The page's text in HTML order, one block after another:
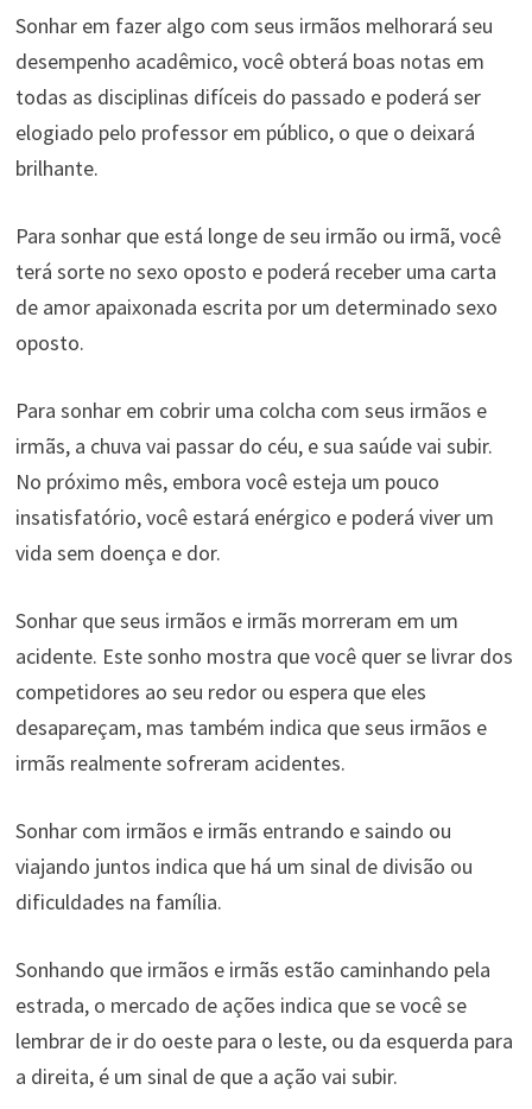
Sonhar em fazer algo com seus irmãos melhorará seu
desempenho acadêmico, você obterá boas notas em
todas as disciplinas difíceis do passado e poderá ser
elogiado pelo professor em público, o que o deixará
brilhante.
Para sonhar que está longe de seu irmão ou irmã, você
terá sorte no sexo oposto e poderá receber uma carta
de amor apaixonada escrita por um determinado sexo
oposto.
Para sonhar em cobrir uma colcha com seus irmãos e
irmãs, a chuva vai passar do céu, e sua saúde vai subir.
No próximo mês, embora você esteja um pouco
insatisfatório, você estará enérgico e poderá viver um
vida sem doença e dor.
Sonhar que seus irmãos e irmãs morreram em um
acidente. Este sonho mostra que você quer se livrar dos
competidores ao seu redor ou espera que eles
desapareçam, mas também indica que seus irmãos e
irmãs realmente sofreram acidentes.
Sonhar com irmãos e irmãs entrando e saindo ou
viajando juntos indica que há um sinal de divisão ou
dificuldades na família.
Sonhando que irmãos e irmãs estão caminhando pela
estrada, o mercado de ações indica que se você se
lembrar de ir do oeste para o leste, ou da esquerda para
a direita, é um sinal de que a ação vai subir.